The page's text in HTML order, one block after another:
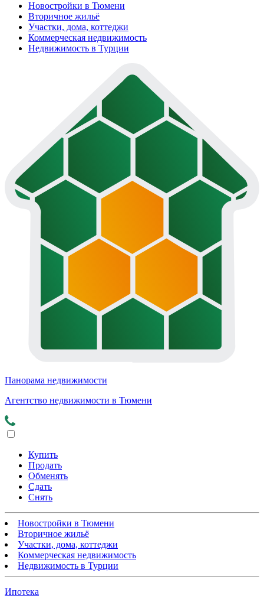
Новостройки в Тюмени
Вторичное жильё
Участки, дома, коттеджи
Коммерческая недвижимость
Недвижимость в Турции
Панорама недвижимости
Агентство недвижимости в Тюмени
Купить
Продать
Обменять
Сдать
Снять
Новостройки в Тюмени
Вторичное жильё
Участки, дома, коттеджи
Коммерческая недвижимость
Недвижимость в Турции
Ипотека